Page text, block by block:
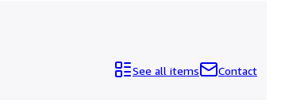
See all items Contact